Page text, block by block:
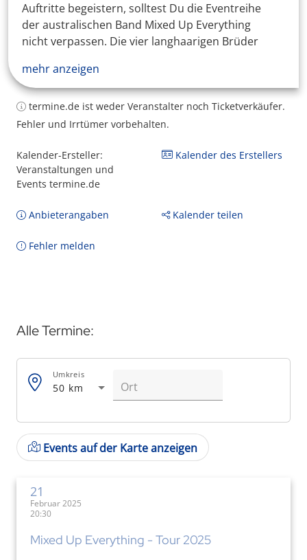
Auftritte begeistern, solltest Du die Eventreihe
der australischen Band Mixed Up Everything
nicht verpassen. Die vier langhaarigen Brüder
mehr anzeigen
termine.de ist weder Veranstalter noch Ticketverkäufer.
Fehler und Irrtümer vorbehalten.
Kalender-Ersteller:
Veranstaltungen und
Events termine.de
Kalender des Erstellers
Anbieterangaben Kalender teilen
Fehler melden
Alle Termine:
50 km
Umkreis
Events auf der Karte anzeigen
21
Februar 2025
20:30
Mixed Up Everything - Tour 2025